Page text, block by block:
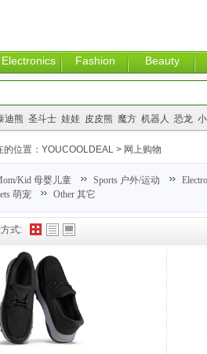
Electronics Fashion Beauty
迪熊 圣斗士 娃娃 皮皮熊 魔方 机器人 恐龙
式:
的位置： YOUCOOLDEAL > 网上购物
Kid 母婴儿童 Sports 户外/运动
萌宠
Other 其它